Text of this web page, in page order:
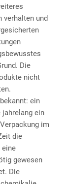
verhalten und
Die
nicht
ein
ein
im
die
eine
gewesen
Die